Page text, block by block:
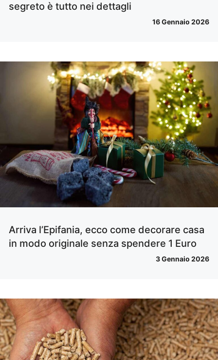
segreto è tutto nei dettagli
16 Gennaio 2026
Arriva l’Epifania, ecco come decorare casa
in modo originale senza spendere 1 Euro
3 Gennaio 2026